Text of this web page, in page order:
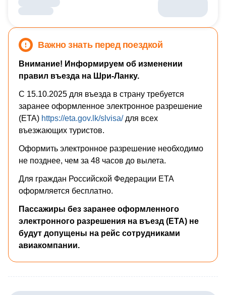
Важно знать перед поездкой
Внимание! Информируем об изменении
правил въезда на Шри-Ланку.
С 15.10.2025 для въезда в страну требуется
заранее оформленное электронное разрешение
(ETA) https://eta.gov.lk/slvisa/для всех
въезжающих туристов.
Оформить электронное разрешение необходимо
не позднее, чем за 48 часов до вылета.
Для граждан Российской Федерации ETA
оформляется бесплатно.
Пассажиры без заранее оформленного
электронного разрешения на въезд (ETA) не
будут допущены на рейс сотрудниками
авиакомпании.